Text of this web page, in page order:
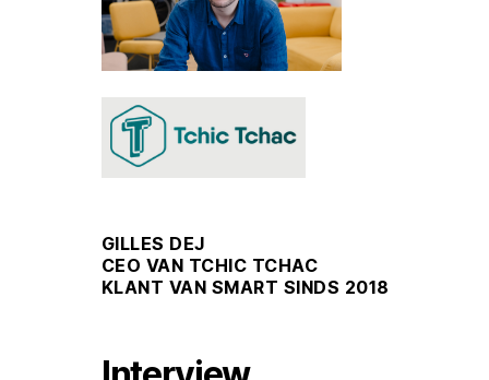
GILLES DEJ
CEO VAN TCHIC TCHAC
KLANT VAN SMART SINDS 2018